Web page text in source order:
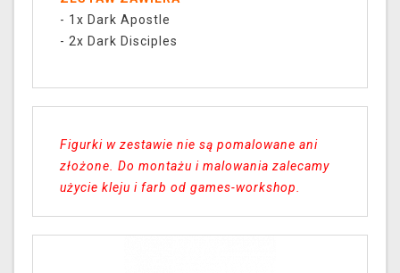
- 1x Dark Apostle
- 2x Dark Disciples
Figurki w zestawie nie są pomalowane ani
złożone. Do montażu i malowania zalecamy
użycie kleju i farb od games-workshop.